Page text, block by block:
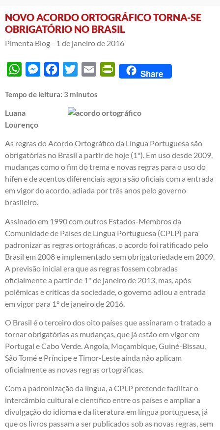
NOVO ACORDO ORTOGRÁFICO TORNA-SE
OBRIGATÓRIO NO BRASIL
Pimenta Blog - 1 de janeiro de 2016
WhatsAppMessengerFacebook
Twitter Email PrintFriendly
Share
Tempo de leitura: 3 minutos
Luana
Lourenço
As regras do Acordo Ortográfico da Língua Portuguesa são
obrigatórias no Brasil a partir de hoje (1º). Em uso desde 2009,
mudanças como o fim do trema e novas regras para o uso do
hífen e de acentos diferenciais agora são oficiais com a entrada
em vigor do acordo, adiada por três anos pelo governo
brasileiro.
Assinado em 1990 com outros Estados-Membros da
Comunidade de Países de Língua Portuguesa (CPLP) para
padronizar as regras ortográficas, o acordo foi ratificado pelo
Brasil em 2008 e implementado sem obrigatoriedade em 2009.
A previsão inicial era que as regras fossem cobradas
oficialmente a partir de 1° de janeiro de 2013, mas, após
polêmicas e críticas da sociedade, o governo adiou a entrada
em vigor para 1° de janeiro de 2016.
O Brasil é o terceiro dos oito países que assinaram o tratado a
tornar obrigatórias as mudanças, que já estão em vigor em
Portugal e Cabo Verde. Angola, Moçambique, Guiné-Bissau,
São Tomé e Príncipe e Timor-Leste ainda não aplicam
oficialmente as novas regras ortográficas.
Com a padronização da língua, a CPLP pretende facilitar o
intercâmbio cultural e científico entre os países e ampliar a
divulgação do idioma e da literatura em língua portuguesa, já
que os livros passam a ser publicados sob as novas regras, sem